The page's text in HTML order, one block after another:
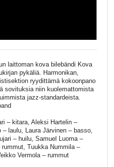
laittoman kova bilebändi Kova
pykäliä. Harmonikan,
ryydittämä kokoonpano
sovituksia niin kuolemattomista
jazz-standardeista.
– kitara, Aleksi Hartelin –
laulu, Laura Järvinen – basso,
– huilu, Samuel Luoma –
Tuukka Nummila –
Vermola – rummut